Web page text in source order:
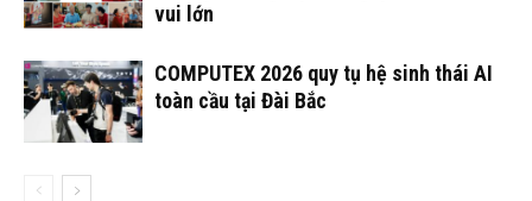
vui lớn
COMPUTEX 2026 quy tụ hệ sinh thái AI
toàn cầu tại Đài Bắc